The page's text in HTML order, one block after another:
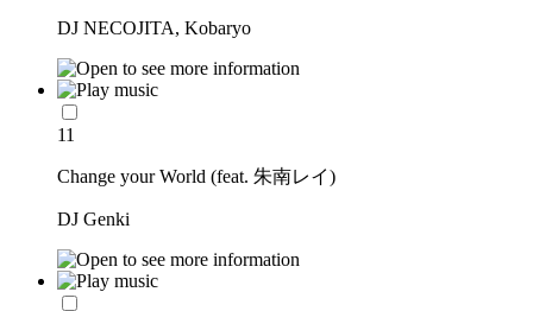
DJ NECOJITA, Kobaryo
11
Change your World (feat. 朱南レイ)
DJ Genki